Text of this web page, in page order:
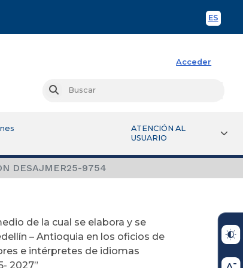
ES
Acceder
Buscar
ATENCIÓN AL
USUARIO
DESAJMER25-9754
de la cual se elabora y se
– Antioquia en los oficios de
e intérpretes de idiomas
2027”